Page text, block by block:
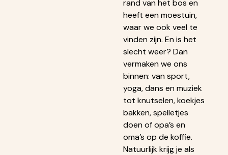
rand van het bos en
heeft een moestuin,
waar we ook veel te
vinden zijn. En is het
slecht weer? Dan
vermaken we ons
binnen: van sport,
yoga, dans en muziek
tot knutselen, koekjes
bakken, spelletjes
doen of opa’s en
oma’s op de koffie.
Natuurlijk krijg je als